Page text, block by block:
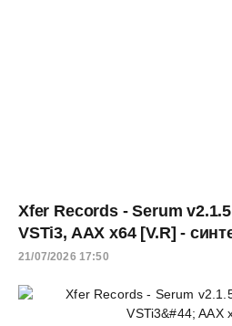
Xfer Records - Serum
VSTi3, AAX x64 [V.R] -
21/07/2026 17:50